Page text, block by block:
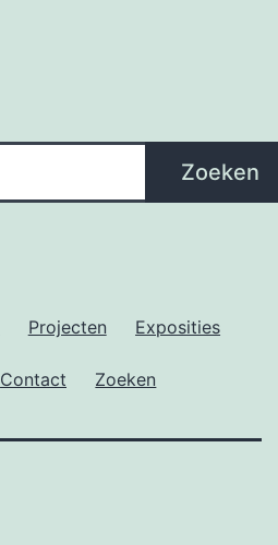
Zoeken
Projecten Exposities
Contact Zoeken